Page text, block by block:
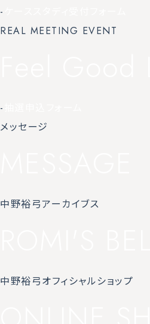
-
REAL MEETING EVENT
-
メッセージ
中野裕弓アーカイブス
中野裕弓オフィシャルショップ